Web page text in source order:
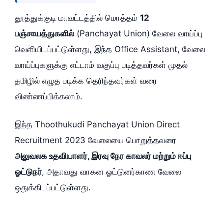
தூத்துக்குடி மாவட்டத்தில் மொத்தம் 12
பஞ்சாயத்துகளில் (Panchayat Union) வேலை வாய்ப்பு
வெளியிடப்பட்டுள்ளது, இந்த Office Assistant, வேலை
வாய்ப்புகளுக்கு எட்டாம் வகுப்பு படித்தவர்கள் முதல்
தமிழில் எழுத படிக்க தெரிந்தவர்கள் வரை
விண்ணப்பிக்கலாம்.
இந்த Thoothukudi Panchayat Union Direct
Recruitment 2023 வேலையை பொறுத்தவரை
அலுவலக உதவியாளர், இரவு நேர காவலர் மற்றும் ஈப்பு
ஓட்டுநர், அதாவது வாகன ஓட்டுனர்காண வேலை
ஒதுக்கிடப்பட்டுள்ளது.